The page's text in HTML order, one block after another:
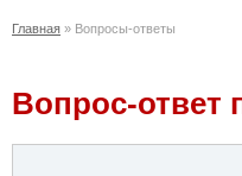
Главная » Вопросы-ответы
Вопрос-ответ